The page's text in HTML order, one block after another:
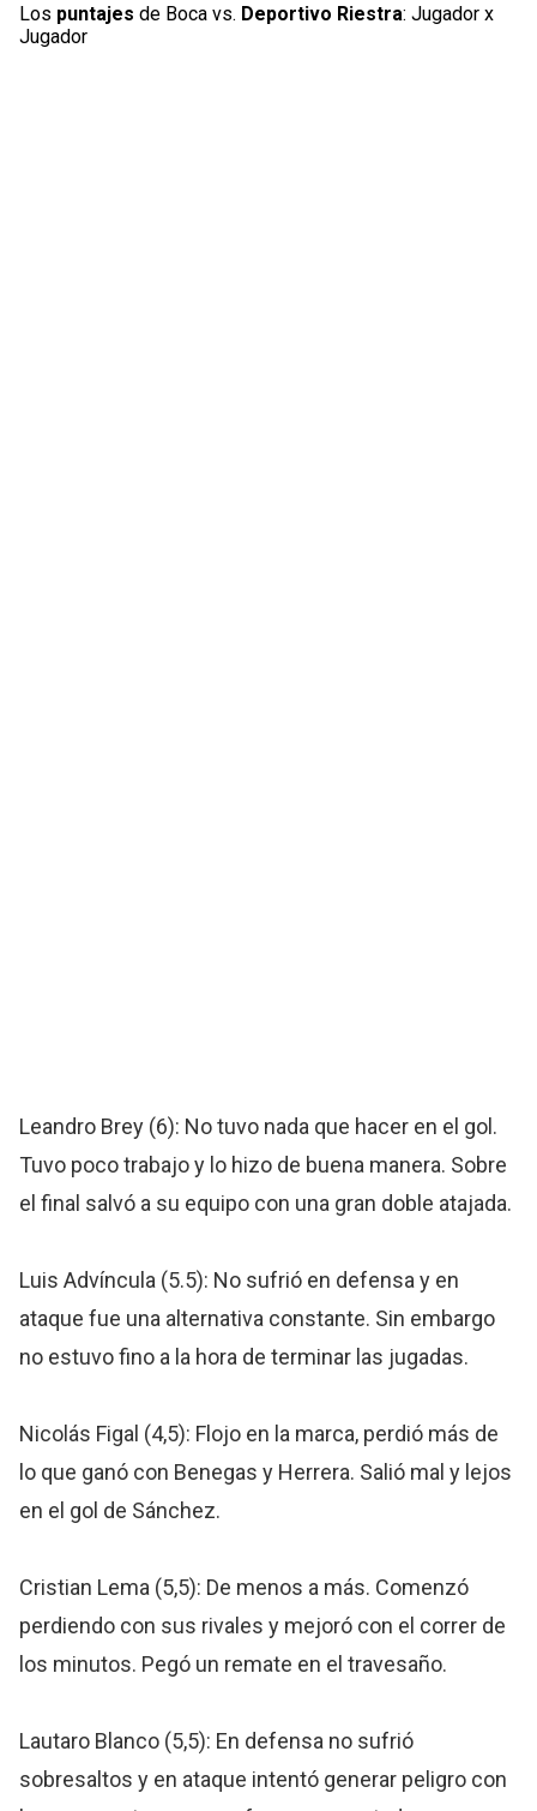
Los puntajes de Boca vs. Deportivo Riestra: Jugador x
Jugador
Leandro Brey (6): No tuvo nada que hacer en el gol.
Tuvo poco trabajo y lo hizo de buena manera. Sobre
el final salvó a su equipo con una gran doble atajada.
Luis Advíncula (5.5): No sufrió en defensa y en
ataque fue una alternativa constante. Sin embargo
no estuvo fino a la hora de terminar las jugadas.
Nicolás Figal (4,5): Flojo en la marca, perdió más de
lo que ganó con Benegas y Herrera. Salió mal y lejos
en el gol de Sánchez.
Cristian Lema (5,5): De menos a más. Comenzó
perdiendo con sus rivales y mejoró con el correr de
los minutos. Pegó un remate en el travesaño.
Lautaro Blanco (5,5): En defensa no sufrió
sobresaltos y en ataque intentó generar peligro con